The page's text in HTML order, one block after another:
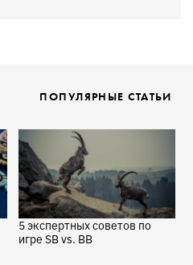
ПОПУЛЯРНЫЕ СТАТЬИ
5 экспертных советов по
игре SB vs. BB